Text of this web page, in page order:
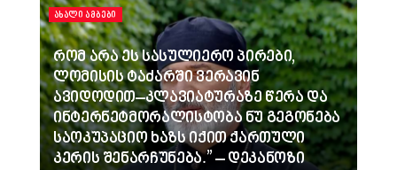
ᲐᲮᲐᲚᲘ ᲐᲛᲑᲔᲑᲘ
რომ არა ეს სასულიერო პირები,
ლომისის ტაძარში ვერავინ
ავიდოდით–კლავიატურაზე წერა და
ინტერნეტმორალისტობა ნუ გეგონება
საოკუპაციო ხაზს იქით ქართული
კერის შენარჩუნება.” – დეკანოზი